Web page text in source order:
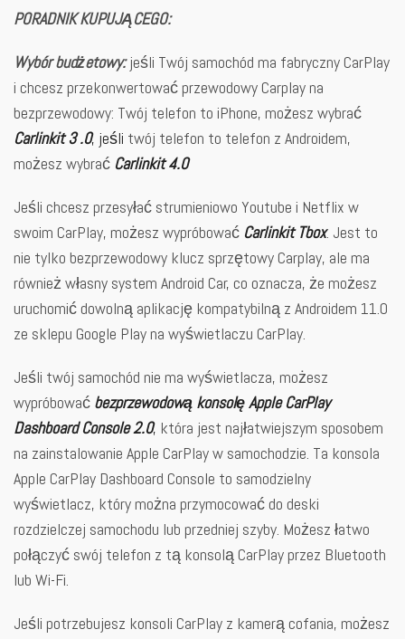
PORADNIK KUPUJĄCEGO:
Wybór budżetowy:jeśli Twój samochód ma fabryczny CarPlay
i chcesz przekonwertować przewodowy Carplay na
bezprzewodowy: Twój telefon to iPhone, możesz wybrać
Carlinkit 3 .0, jeśli twój telefon to telefon z Androidem,
możesz wybrać Carlinkit 4.0
Jeśli chcesz przesyłać strumieniowo Youtube i Netflix w
swoim CarPlay, możesz wypróbować Carlinkit Tbox. Jest to
nie tylko bezprzewodowy klucz sprzętowy Carplay, ale ma
również własny system Android Car, co oznacza, że możesz
uruchomić dowolną aplikację kompatybilną z Androidem 11.0
ze sklepu Google Play na wyświetlaczu CarPlay.
Jeśli twój samochód nie ma wyświetlacza, możesz
wypróbować bezprzewodową konsolę Apple CarPlay
Dashboard Console 2.0, która jest najłatwiejszym sposobem
na zainstalowanie Apple CarPlay w samochodzie. Ta konsola
Apple CarPlay Dashboard Console to samodzielny
wyświetlacz, który można przymocować do deski
rozdzielczej samochodu lub przedniej szyby. Możesz łatwo
połączyć swój telefon z tą konsolą CarPlay przez Bluetooth
lub Wi-Fi.
Jeśli potrzebujesz konsoli CarPlay z kamerą cofania, możesz